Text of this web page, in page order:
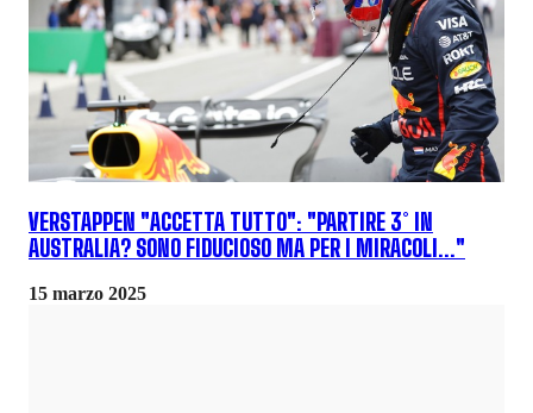
VERSTAPPEN "ACCETTA TUTTO": "PARTIRE 3° IN
AUSTRALIA? SONO FIDUCIOSO MA PER I MIRACOLI..."
15 marzo 2025